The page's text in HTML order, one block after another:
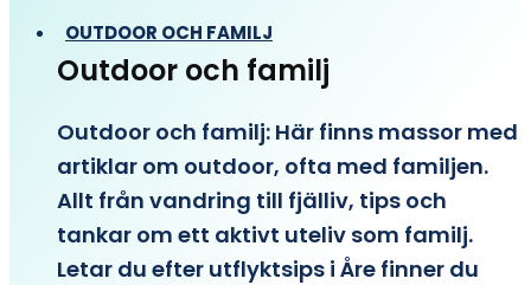
OUTDOOR OCH FAMILJ
Outdoor och familj
Outdoor och familj: Här finns massor med
artiklar om outdoor, ofta med familjen.
Allt från vandring till fjälliv, tips och
tankar om ett aktivt uteliv som familj.
Letar du efter utflyktsips i Åre finner du